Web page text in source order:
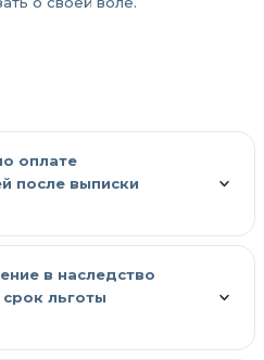
оплате
после выписки
в наследство
льготы